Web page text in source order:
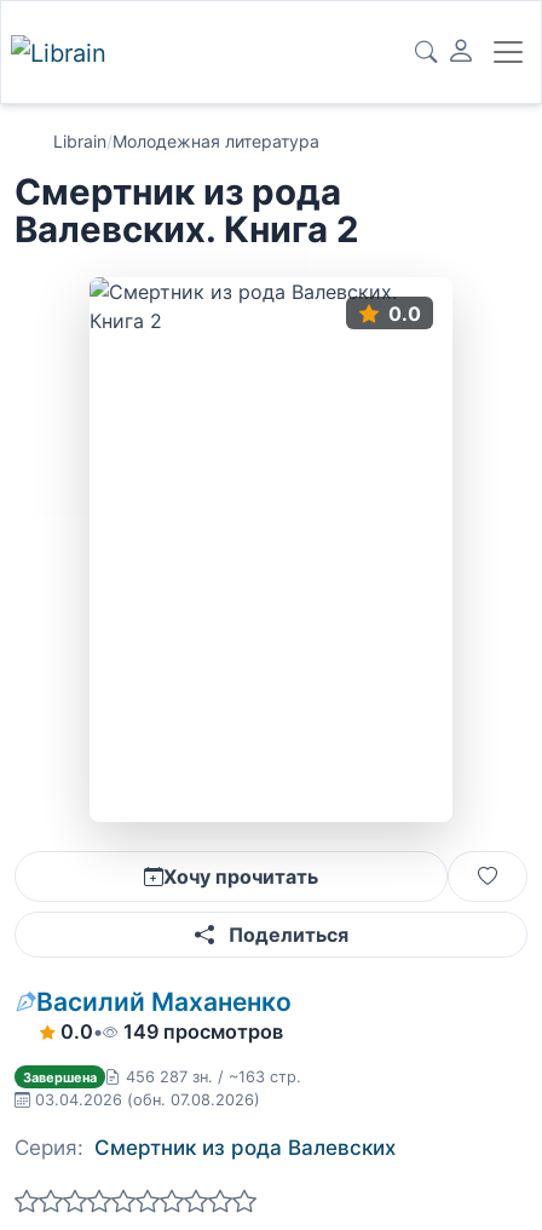
Librain/Молодежная литература
Смертник из рода
Валевских. Книга 2
0.0
Хочу прочитать
Поделиться
Василий Маханенко
0.0• 149 просмотров
Завершена
456 287 зн. / ~163 стр.
03.04.2026 (обн. 07.08.2026)
Серия: Смертник из рода Валевских